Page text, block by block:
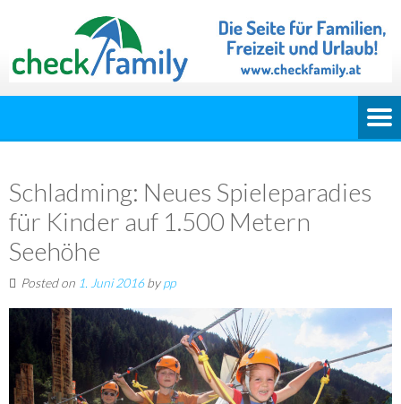
Schladming: Neues Spieleparadies
für Kinder auf 1.500 Metern
Seehöhe
Posted on 1. Juni 2016bypp